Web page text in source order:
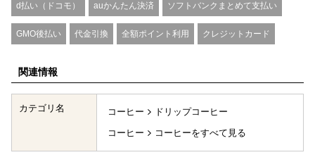
d払い（ドコモ） auかんたん決済 ソフトバンクまとめて支払い
GMO後払い 代金引換 全額ポイント利用 クレジットカード
関連情報
カテゴリ名 コーヒー
ドリップコーヒー
コーヒー
コーヒーをすべて見る